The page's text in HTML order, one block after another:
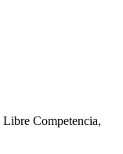
Libre Competencia,